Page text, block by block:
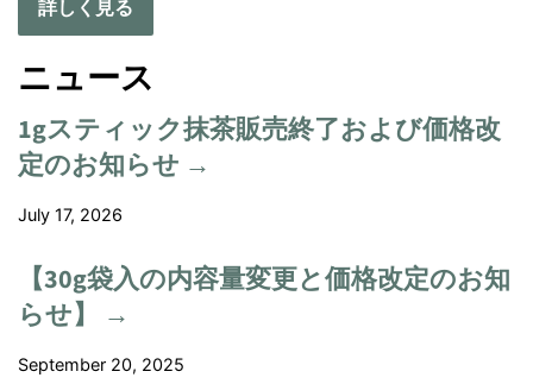
詳しく見る
ニュース
1gスティック抹茶販売終了および価格改
定のお知らせ →
July 17, 2026
【30g袋入の内容量変更と価格改定のお知
らせ】 →
September 20, 2025